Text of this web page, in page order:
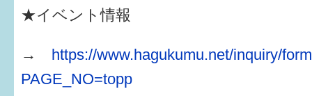
★イベント情報
→ https://www.hagukumu.net/inquiry/
PAGE_NO=topp